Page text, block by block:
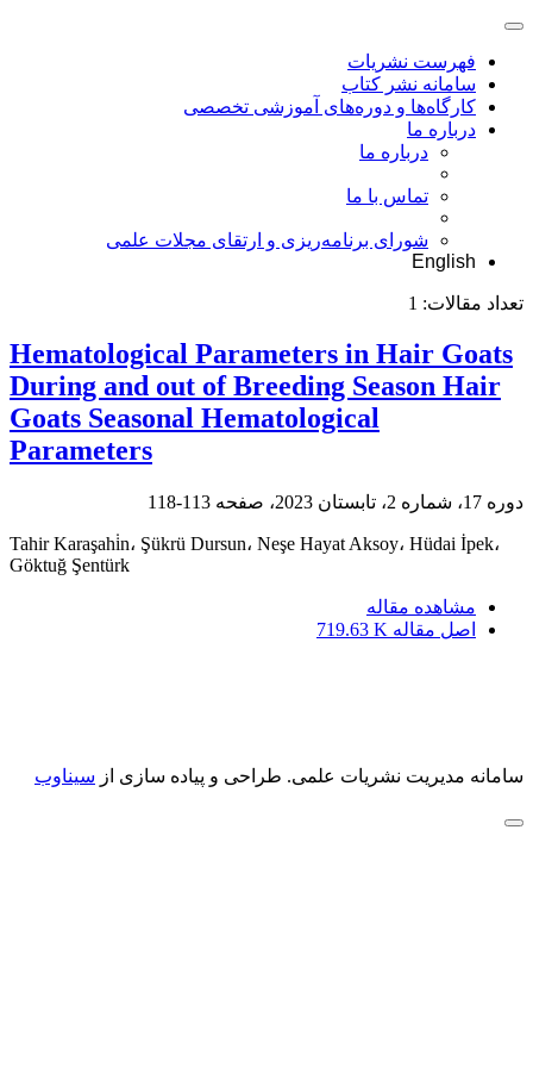
فهرست نشریات
سامانه نشر کتاب
کارگاه‌ها و دوره‌های آموزشی تخصصی
درباره ما
درباره ما
تماس با ما
شورای برنامه‌ریزی و ارتقای مجلات علمی
English
تعداد مقالات: 1
Hematological Parameters in Hair Goats
During and out of Breeding Season Hair
Goats Seasonal Hematological
Parameters
دوره 17، شماره 2، تابستان 2023، صفحه 113-118
Tahir Karaşahi̇n، Şükrü Dursun، Neşe Hayat Aksoy، Hüdai İpek،
Göktuğ Şentürk
مشاهده مقاله
اصل مقاله 719.63 K
سامانه مدیریت نشریات علمی. طراحی و پیاده سازی از سیناوب